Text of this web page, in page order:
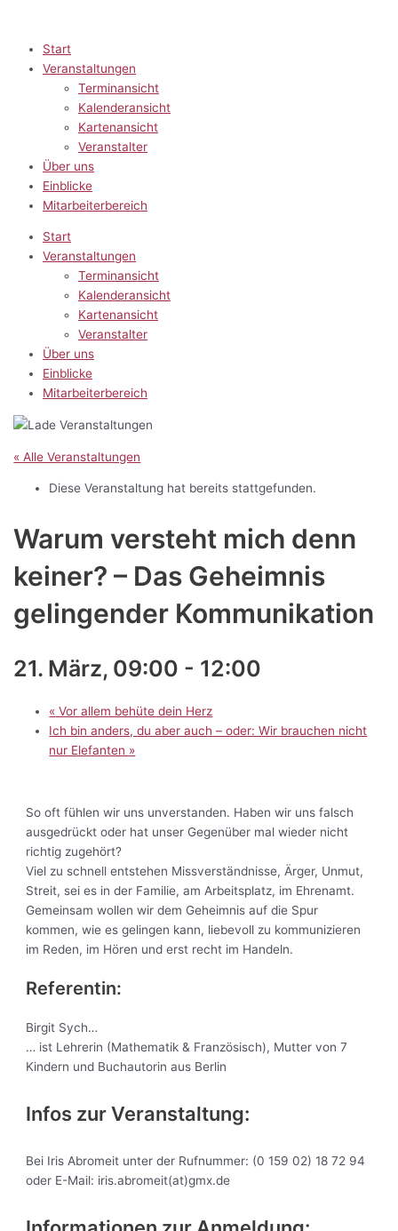
springenStart
Veranstaltungen
Terminansicht
Kalenderansicht
Kartenansicht
Veranstalter
Über uns
Einblicke
Mitarbeiterbereich
Start
Veranstaltungen
Terminansicht
Kalenderansicht
Kartenansicht
Veranstalter
Über uns
Einblicke
Mitarbeiterbereich
« Alle Veranstaltungen
Diese Veranstaltung hat bereits stattgefunden.
Warum versteht mich denn
keiner? – Das Geheimnis
gelingender Kommunikation
21. März, 09:00 - 12:00
« Vor allem behüte dein Herz
Ich bin anders, du aber auch – oder: Wir brauchen nicht
nur Elefanten »
So oft fühlen wir uns unverstanden. Haben wir uns falsch
ausgedrückt oder hat unser Gegenüber mal wieder nicht
richtig zugehört?
Viel zu schnell entstehen Missverständnisse, Ärger, Unmut,
Streit, sei es in der Familie, am Arbeitsplatz, im Ehrenamt.
Gemeinsam wollen wir dem Geheimnis auf die Spur
kommen, wie es gelingen kann, liebevoll zu kommunizieren
im Reden, im Hören und erst recht im Handeln.
Referentin:
Birgit Sych…
… ist Lehrerin (Mathematik & Französisch), Mutter von 7
Kindern und Buchautorin aus Berlin
Infos zur Veranstaltung:
Bei Iris Abromeit unter der Rufnummer: (0 159 02) 18 72 94
oder E-Mail: iris.abromeit(at)gmx.de